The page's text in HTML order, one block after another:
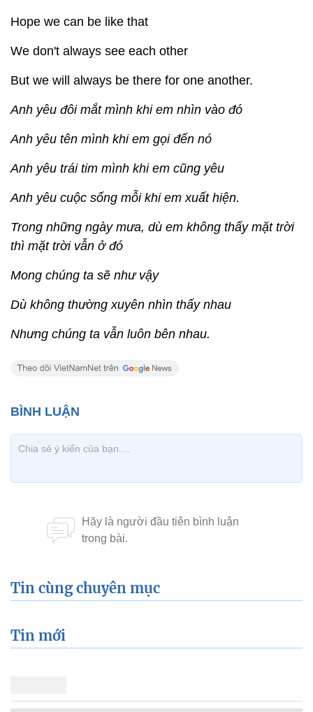
Hope we can be like that
We don't always see each other
But we will always be there for one another.
Anh yêu đôi mắt mình khi em nhìn vào đó
Anh yêu tên mình khi em gọi đến nó
Anh yêu trái tim mình khi em cũng yêu
Anh yêu cuộc sống mỗi khi em xuất hiện.
Trong những ngày mưa, dù em không thấy mặt trời
thì mặt trời vẫn ở đó
Mong chúng ta sẽ như vậy
Dù không thường xuyên nhìn thấy nhau
Nhưng chúng ta vẫn luôn bên nhau.
Tin cùng chuyên mục
Tin mới